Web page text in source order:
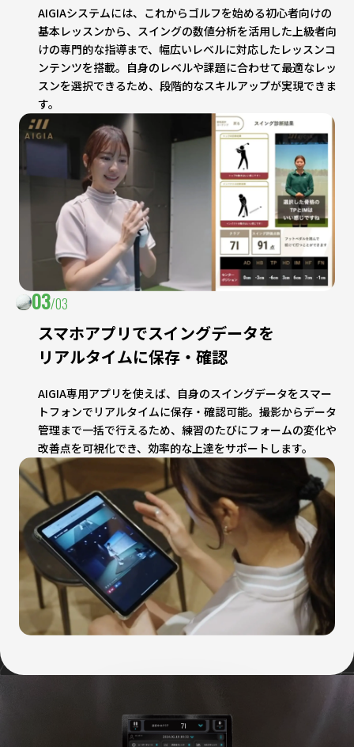
AIGIAシステムには、これからゴルフを始める初心者向けの
基本レッスンから、スイングの数値分析を活用した上級者向
けの専門的な指導まで、幅広いレベルに対応したレッスンコ
ンテンツを搭載。自身のレベルや課題に合わせて最適なレッ
スンを選択できるため、段階的なスキルアップが実現できま
す。
03/03
スマホアプリでスイングデータを
リアルタイムに保存・確認
AIGIA専用アプリを使えば、自身のスイングデータをスマー
トフォンでリアルタイムに保存・確認可能。撮影からデータ
管理まで一括で行えるため、練習のたびにフォームの変化や
改善点を可視化でき、効率的な上達をサポートします。